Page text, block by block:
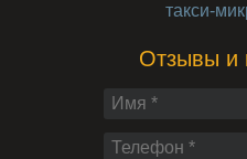
такси-
Отзывы и